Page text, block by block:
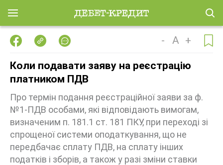
- A +
Коли подавати заяву на реєстрацію
платником ПДВ
Про термін подання реєстраційної заяви за ф.
№1-ПДВ особами, які відповідають вимогам,
визначеним п. 181.1 ст. 181 ПКУ, при переході зі
спрощеної системи оподаткування, що не
передбачає сплату ПДВ, на сплату інших
податків і зборів, а також у разі зміни ставки